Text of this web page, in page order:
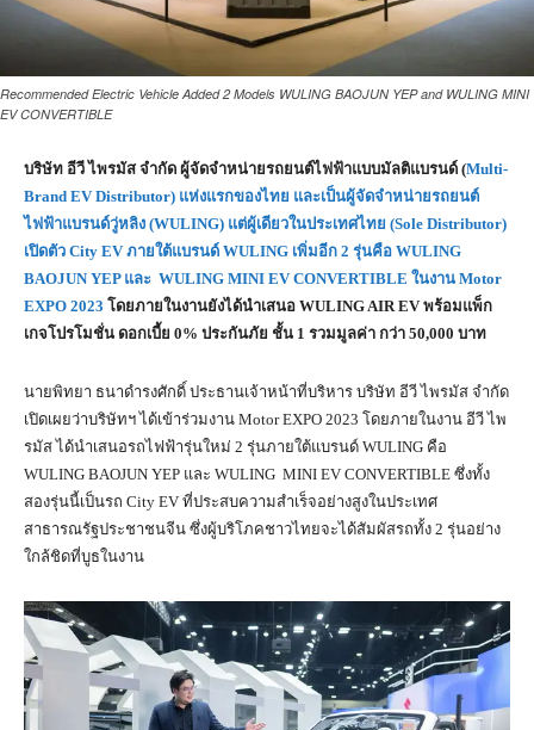
Recommended Electric Vehicle Added 2 Models WULING BAOJUN YEP and WULING MINI
EV CONVERTIBLE
บริษัท อีวี ไพรมัส จำกัด ผู้จัดจำหน่ายรถยนต์ไฟฟ้าแบบมัลติแบรนด์ (Multi-
Brand EV Distributor) แห่งแรกของไทย และเป็นผู้จัดจำหน่ายรถยนต์
ไฟฟ้าแบรนด์วู่หลิง (WULING) แต่ผู้เดียวในประเทศไทย (Sole Distributor)
เปิดตัว City EV ภายใต้แบรนด์ WULING เพิ่มอีก 2 รุ่นคือ WULING
BAOJUN YEP และ WULING MINI EV CONVERTIBLE ในงาน Motor
EXPO 2023 โดยภายในงานยังได้นำเสนอ WULING AIR EV พร้อมแพ็ก
เกจโปรโมชั่น ดอกเบี้ย 0% ประกันภัย ชั้น 1 รวมมูลค่า กว่า 50,000 บาท
นายพิทยา ธนาดำรงศักดิ์ ประธานเจ้าหน้าที่บริหาร บริษัท อีวี ไพรมัส จำกัด
เปิดเผยว่าบริษัทฯ ได้เข้าร่วมงาน Motor EXPO 2023 โดยภายในงาน อีวี ไพ
รมัส ได้นำเสนอรถไฟฟ้ารุ่นใหม่ 2 รุ่นภายใต้แบรนด์ WULING คือ
WULING BAOJUN YEP และ WULING MINI EV CONVERTIBLE ซึ่งทั้ง
สองรุ่นนี้เป็นรถ City EV ที่ประสบความสำเร็จอย่างสูงในประเทศ
สาธารณรัฐประชาชนจีน ซึ่งผู้บริโภคชาวไทยจะได้สัมผัสรถทั้ง 2 รุ่นอย่าง
ใกล้ชิดที่บูธในงาน